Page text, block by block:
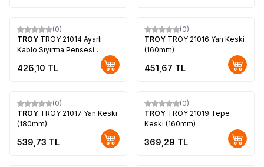
(0)
TROY TROY 21014 Ayarlı
Kablo Sıyırma Pensesi
426,10 TL
(0)
TROY TROY 21016 Yan Keski
(160mm)
451,67 TL
(0)
TROY TROY 21017 Yan Keski
(180mm)
539,73 TL
(0)
TROY TROY 21019 Tepe
Keski (160mm)
369,29 TL